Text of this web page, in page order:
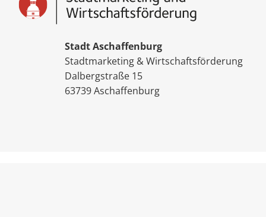
Stadt Aschaffenburg
Stadtmarketing & Wirtschaftsförderung
Dalbergstraße 15
63739 Aschaffenburg